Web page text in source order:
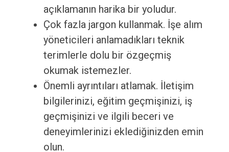
açıklamanın harika bir yoludur.
Çok fazla jargon kullanmak. İşe alım
yöneticileri anlamadıkları teknik
terimlerle dolu bir özgeçmiş
okumak istemezler.
Önemli ayrıntıları atlamak. İletişim
bilgilerinizi, eğitim geçmişinizi, iş
geçmişinizi ve ilgili beceri ve
deneyimlerinizi eklediğinizden emin
olun.